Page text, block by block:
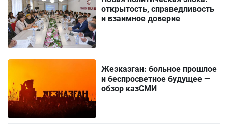
открытость, справедливость
и взаимное доверие
Жезказган: больное прошлое
и беспросветное будущее —
обзор казСМИ